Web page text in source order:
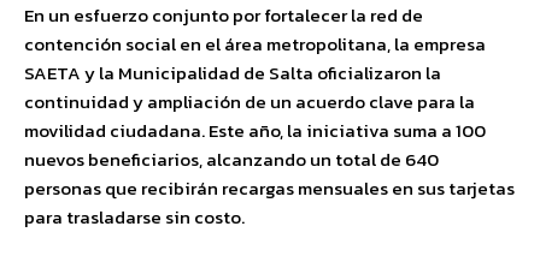
En un esfuerzo conjunto por fortalecer la red de
contención social en el área metropolitana, la empresa
SAETA y la Municipalidad de Salta oficializaron la
continuidad y ampliación de un acuerdo clave para la
movilidad ciudadana. Este año, la iniciativa suma a 100
nuevos beneficiarios, alcanzando un total de 640
personas que recibirán recargas mensuales en sus tarjetas
para trasladarse sin costo.